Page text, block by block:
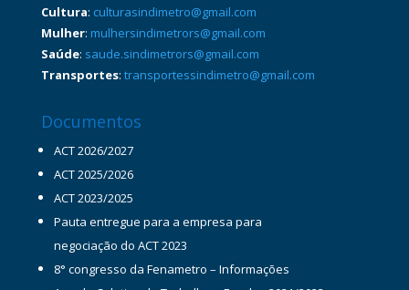
Cultura: culturasindimetro@gmail.com
Mulher: mulhersindimetrors@gmail.com
Saúde: saude.sindimetrors@gmail.com
Transportes: transportessindimetro@gmail.com
Documentos
ACT 2026/2027
ACT 2025/2026
ACT 2023/2025
Pauta entregue para a empresa para
negociação do ACT 2023
8° congresso da Fenametro – Informações